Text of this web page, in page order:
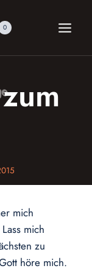
0
mich
mich
zu
höre mich.